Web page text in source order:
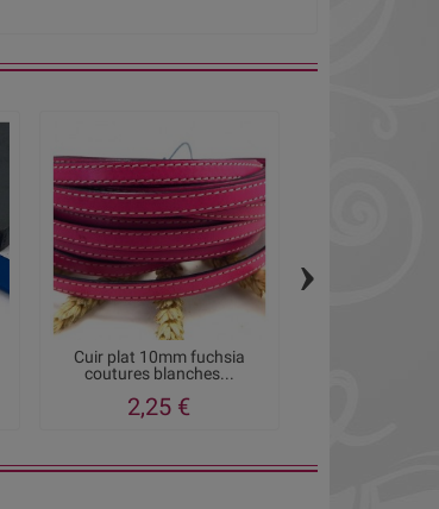
Cuir plat 10mm fuchsia
coutures blanches...
2,25 €
›